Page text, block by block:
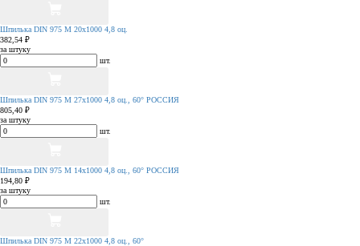
Шпилька DIN 975 М 20х1000 4,8 оц.
382,54 ₽
за штуку
шт.
Шпилька DIN 975 М 27х1000 4,8 оц., 60° РОССИЯ
805,40 ₽
за штуку
шт.
Шпилька DIN 975 М 14х1000 4,8 оц., 60° РОССИЯ
194,80 ₽
за штуку
шт.
Шпилька DIN 975 М 22х1000 4,8 оц., 60°